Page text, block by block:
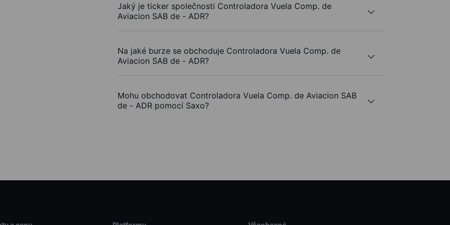
Jaký je ticker společnosti Controladora Vuela Comp. de
Aviacion SAB de - ADR?
Na jaké burze se obchoduje Controladora Vuela Comp. de
Aviacion SAB de - ADR?
Mohu obchodovat Controladora Vuela Comp. de Aviacion SAB
de - ADR pomocí Saxo?